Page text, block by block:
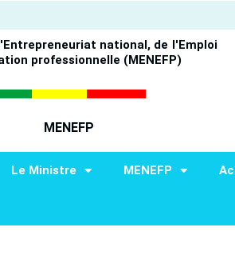
national, de l'Emploi
professionnelle (MENEFP)
MENEFP
Le Ministre MENEFP